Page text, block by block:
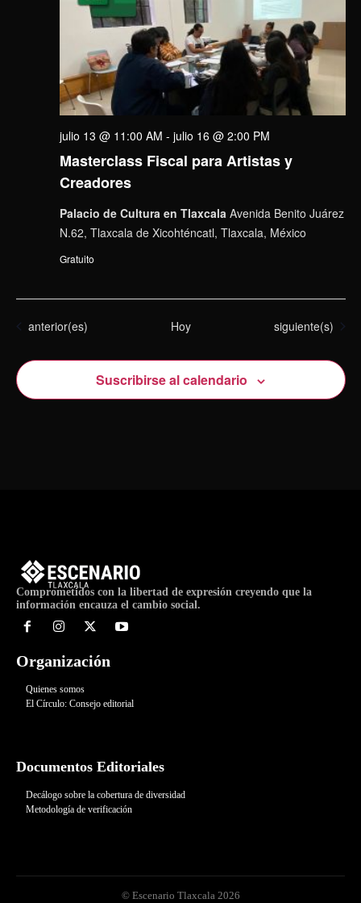
Masterclass Fiscal para Artistas y
Creadores
julio 13 @ 11:00 AM - julio 16 @ 2:00 PM
Palacio de Cultura en Tlaxcala Avenida Benito Juárez
N.62, Tlaxcala de Xicohténcatl, Tlaxcala, México
Gratuito
Eventos
anterior(es) Hoy Eventos
siguiente(s)
Suscribirse al calendario
Comprometidos con la libertad de expresión creyendo que la
información encauza el cambio social.
Organización
Quienes somos
El Círculo: Consejo editorial
Documentos Editoriales
Decálogo sobre la cobertura de diversidad
Metodología de verificación
© Escenario Tlaxcala 2026